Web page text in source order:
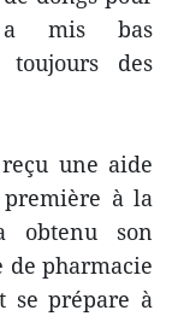
a mis bas
des
une aide
à la
obtenu son
pharmacie
se prépare à